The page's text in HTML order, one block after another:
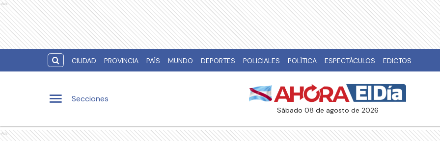
Ads
CIUDAD PROVINCIA PAÍS MUNDO DEPORTES POLICIALES POLÍTICA ESPECTÁCULOS EDICTOS
Secciones
sábado 08 de agosto de 2026
Ads